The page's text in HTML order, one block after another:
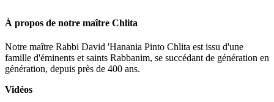
À propos de notre maître Chlita
Notre maître Rabbi David 'Hanania Pinto Chlita est issu d'une
famille d'éminents et saints Rabbanim, se succédant de génération en
génération, depuis près de 400 ans.
Vidéos